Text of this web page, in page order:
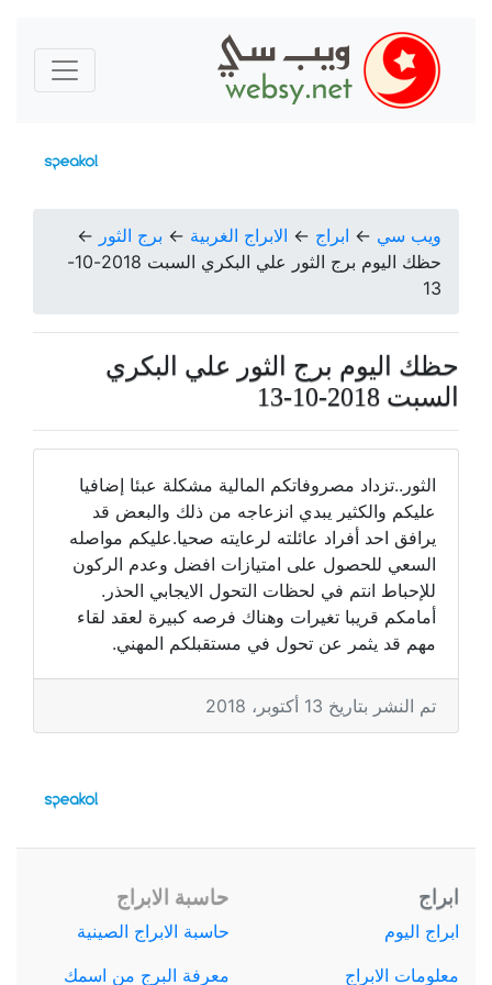
ويب سي ← ابراج ← الابراج الغربية ← برج الثور ←
حظك اليوم برج الثور علي البكري السبت 2018-10-
13
حظك اليوم برج الثور علي البكري
السبت 2018-10-13
الثور..تزداد مصروفاتكم المالية مشكلة عبئا إضافيا
عليكم والكثير يبدي انزعاجه من ذلك والبعض قد
يرافق احد أفراد عائلته لرعايته صحيا.عليكم مواصله
السعي للحصول على امتيازات افضل وعدم الركون
للإحباط انتم في لحظات التحول الايجابي الحذر.
أمامكم قريبا تغيرات وهناك فرصه كبيرة لعقد لقاء
مهم قد يثمر عن تحول في مستقبلكم المهني.
تم النشر بتاريخ 13 أكتوبر، 2018
ابراج
ابراج اليوم
معلومات الابراج
حاسبة الابراج
حاسبة الابراج الصينية
معرفة البرج من اسمك